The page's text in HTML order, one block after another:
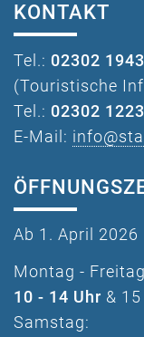
KONTAKT
Tel.: 02302
(Touristische
Tel.: 02302
E-Mail:
Ab 1. April 2026
Montag -
10 - 14 Uhr &
Samstag: